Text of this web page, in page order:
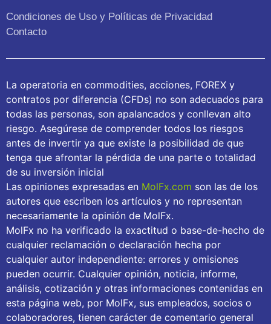
Condiciones de Uso y Políticas de Privacidad
Contacto
La operatoria en commodities, acciones, FOREX y
contratos por diferencia (CFDs) no son adecuados para
todas las personas, son apalancados y conllevan alto
riesgo. Asegúrese de comprender todos los riesgos
antes de invertir ya que existe la posibilidad de que
tenga que afrontar la pérdida de una parte o totalidad
de su inversión inicial
Las opiniones expresadas en MolFx.com son las de los
autores que escriben los artículos y no representan
necesariamente la opinión de MolFx.
MolFx no ha verificado la exactitud o base-de-hecho de
cualquier reclamación o declaración hecha por
cualquier autor independiente: errores y omisiones
pueden ocurrir. Cualquier opinión, noticia, informe,
análisis, cotización y otras informaciones contenidas en
esta página web, por MolFx, sus empleados, socios o
colaboradores, tienen carácter de comentario general